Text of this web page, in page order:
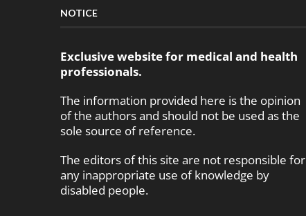
NOTICE
Exclusive website for medical and health
professionals.
The information provided here is the opinion
of the authors and should not be used as the
sole source of reference.
The editors of this site are not responsible for
any inappropriate use of knowledge by
disabled people.